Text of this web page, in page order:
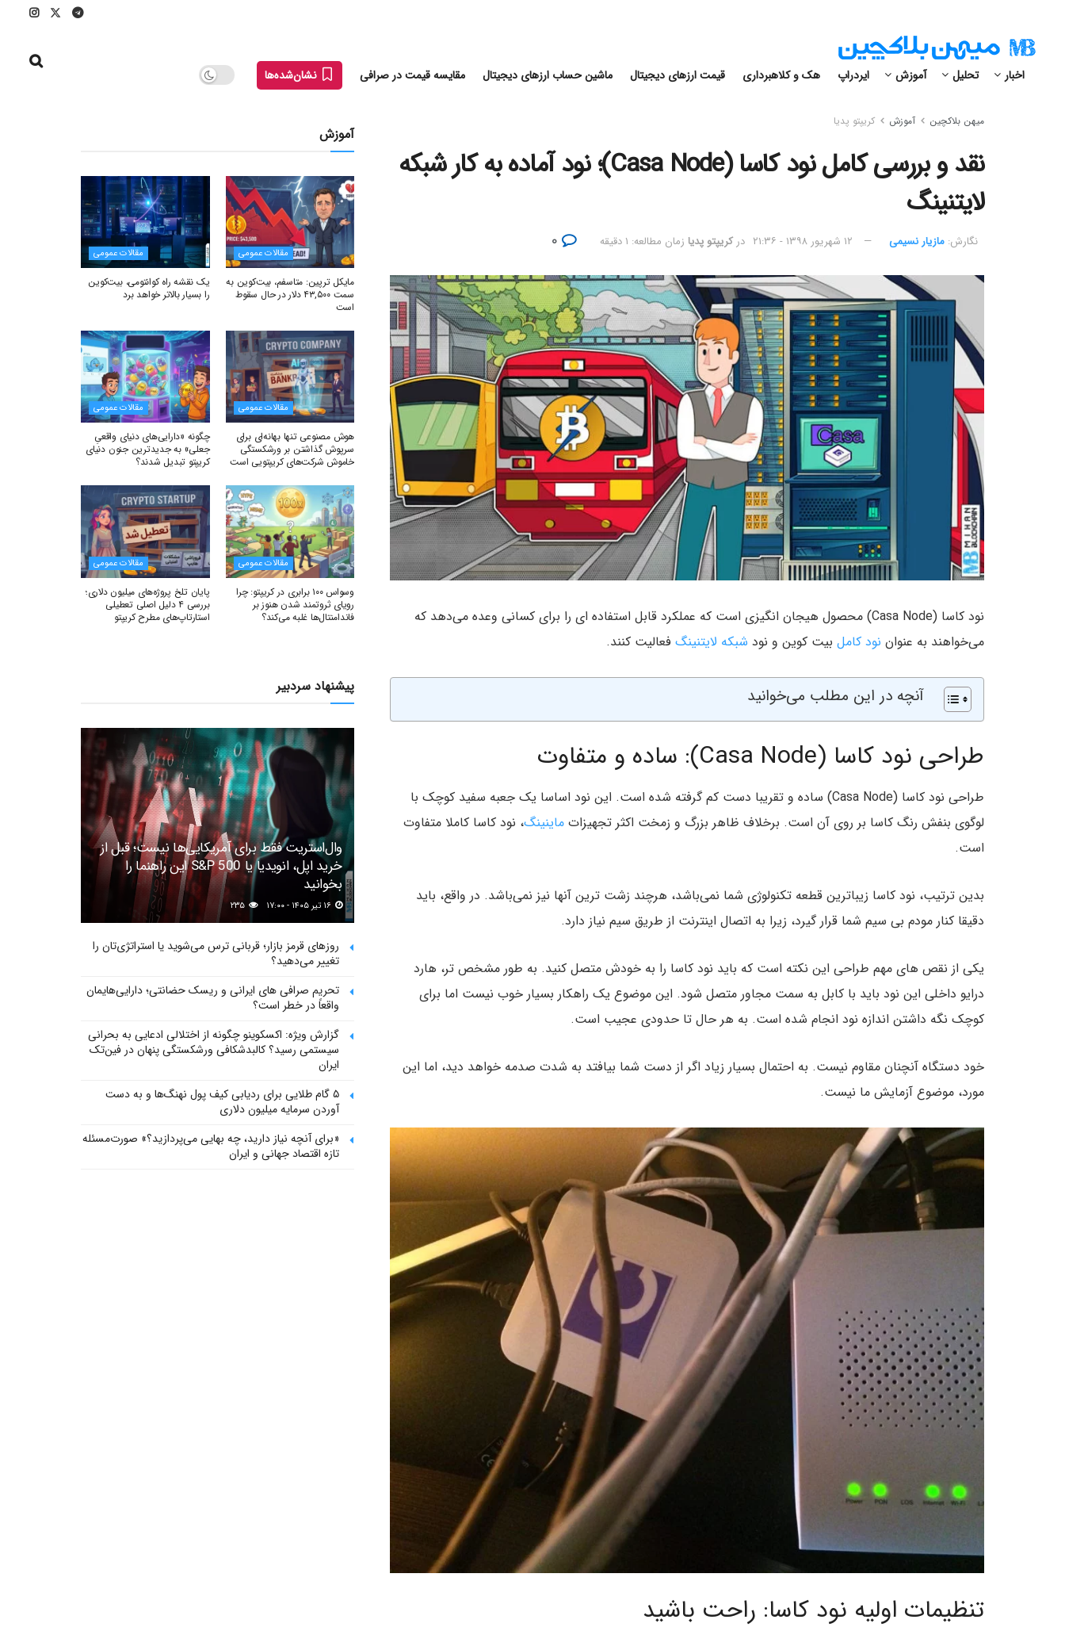
اخبار تحلیل آموزش ایردراپ هک و کلاهبرداری قیمت ارزهای دیجیتال ماشین حساب ارزهای دیجیتال مقایسه قیمت در صرافی نشان‌شده‌ها
میهن بلاکچین آموزش کریپتو پدیا
نقد و بررسی کامل نود کاسا (Casa Node)؛ نود آماده به کار شبکه
لایتنینگ
نگارش:‌ مازیار نسیمی ۱۲ شهریور ۱۳۹۸ - ۲۱:۳۶ در کریپتو پدیا زمان مطالعه: ۱ دقیقه
نود کاسا (Casa Node) محصول هیجان انگیزی است که عملکرد قابل استفاده ای را برای کسانی وعده می‌دهد که
می‌خواهند به عنوان نود کامل بیت کوین و نود شبکه لایتنینگ فعالیت کنند.
آنچه در این مطلب می‌خوانید
طراحی نود کاسا (Casa Node): ساده و متفاوت
طراحی نود کاسا (Casa Node) ساده و تقریبا دست کم گرفته شده است. این نود اساسا یک جعبه سفید کوچک با
لوگوی بنفش رنگ کاسا بر روی آن است. برخلاف ظاهر بزرگ و زمخت اکثر تجهیزات ماینینگ، نود کاسا کاملا متفاوت
است.
بدین ترتیب، نود کاسا زیباترین قطعه تکنولوژی شما نمی‌باشد، هرچند زشت ترین آنها نیز نمی‌باشد. در واقع، باید
دقیقا کنار مودم بی سیم شما قرار گیرد، زیرا به اتصال اینترنت از طریق سیم نیاز دارد.
یکی از نقص های مهم طراحی این نکته است که باید نود کاسا را به خودش متصل کنید. به طور مشخص تر، هارد
درایو داخلی این نود باید با کابل به سمت مجاور متصل شود. این موضوع یک راهکار بسیار خوب نیست اما برای
کوچک نگه داشتن اندازه نود انجام شده است. به هر حال تا حدودی عجیب است.
خود دستگاه آنچنان مقاوم نیست. به احتمال بسیار زیاد اگر از دست شما بیافتد به شدت صدمه خواهد دید، اما این
مورد، موضوع آزمایش ما نیست.
تنظیمات اولیه نود کاسا: راحت باشید
آموزش
مقالات عمومی
مایکل ترپین: متاسفم، بیت‌کوین به
سمت ۴۳,۵۰۰ دلار در حال سقوط
است
مقالات عمومی
یک نقشه راه کوانتومی، بیت‌کوین
را بسیار بالاتر خواهد برد
مقالات عمومی
هوش مصنوعی تنها بهانه‌ای برای
سرپوش گذاشتن بر ورشکستگی
خاموش شرکت‌های کریپتویی است
مقالات عمومی
چگونه «دارایی‌های دنیای واقعیِ
جعلی» به جدیدترین جنون دنیای
کریپتو تبدیل شدند؟
مقالات عمومی
وسواس ۱۰۰ برابری در کریپتو: چرا
رویای ثروتمند شدن هنوز بر
فاندامنتال‌ها غلبه می‌کند؟
مقالات عمومی
پایان تلخ پروژه‌های میلیون دلاری؛
بررسی ۴ دلیل اصلی تعطیلی
استارتاپ‌های مطرح کریپتو
پیشنهاد سردبیر
وال‌استریت فقط برای آمریکایی‌ها نیست؛ قبل از
خرید اپل، انویدیا یا S&P 500 این راهنما را
بخوانید
روزهای قرمز بازار؛ قربانی ترس می‌شوید یا استراتژی‌تان را
تغییر می‌دهید؟
تحریم صرافی های ایرانی و ریسک حضانتی؛ دارایی‌هایمان
واقعاً در خطر است؟
گزارش ویژه: اکسکوینو چگونه از اختلالی ادعایی به بحرانی
سیستمی رسید؟ کالبدشکافی ورشکستگی پنهان در فین‌تک
ایران
۵ گام طلایی برای ردیابی کیف پول‌ نهنگ‌ها و به دست
آوردن سرمایه میلیون دلاری
«برای آنچه نیاز دارید، چه بهایی می‌پردازید؟» صورت‌مسئله
تازه اقتصاد جهانی و ایران